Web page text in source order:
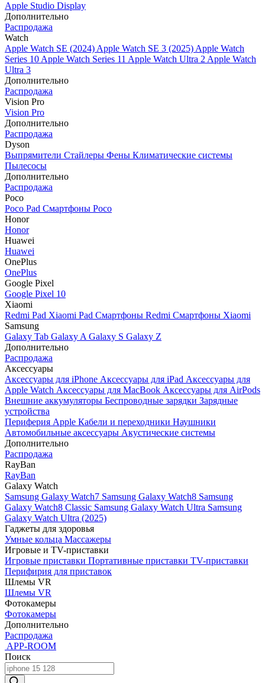
Apple Studio Display
Дополнительно
Распродажа
Watch
Apple Watch SE (2024) Apple Watch SE 3 (2025) Apple Watch
Series 10 Apple Watch Series 11 Apple Watch Ultra 2 Apple Watch
Ultra 3
Дополнительно
Распродажа
Vision Pro
Vision Pro
Дополнительно
Распродажа
Dyson
Выпрямители Стайлеры Фены Климатические системы
Пылесосы
Дополнительно
Распродажа
Poco
Poco Pad Смартфоны Poco
Honor
Honor
Huawei
Huawei
OnePlus
OnePlus
Google Pixel
Google Pixel 10
Xiaomi
Redmi Pad Xiaomi Pad Смартфоны Redmi Смартфоны Xiaomi
Samsung
Galaxy Tab Galaxy A Galaxy S Galaxy Z
Дополнительно
Распродажа
Аксессуары
Аксессуары для iPhone Аксессуары для iPad Аксессуары для
Apple Watch Аксессуары для MacBook Аксессуары для AirPods
Внешние аккумуляторы Беспроводные зарядки Зарядные
устройства
Периферия Apple Кабели и переходники Наушники
Автомобильные аксессуары Акустические системы
Дополнительно
Распродажа
RayBan
RayBan
Galaxy Watch
Samsung Galaxy Watch7 Samsung Galaxy Watch8 Samsung
Galaxy Watch8 Classic Samsung Galaxy Watch Ultra Samsung
Galaxy Watch Ultra (2025)
Гаджеты для здоровья
Умные кольца Массажеры
Игровые и TV-приставки
Игровые приставки Портативные приставки TV-приставки
Перифирия для приставок
Шлемы VR
Шлемы VR
Фотокамеры
Фотокамеры
Дополнительно
Распродажа
APP-ROOM
Поиск
Поиск
товаров